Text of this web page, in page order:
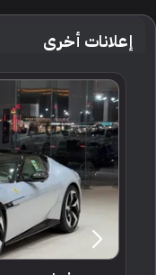
إعلانات أخرى